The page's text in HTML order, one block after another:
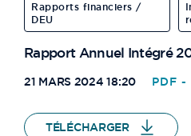
Rapports financiers /
DEU
Rapport Annuel Intégré
21 MARS 2024 18:20 PDF
TÉLÉCHARGER